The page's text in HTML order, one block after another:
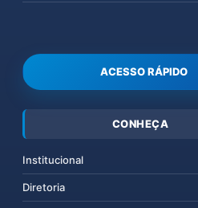
ACESSO RÁPIDO
CONHEÇA
Institucional
Diretoria